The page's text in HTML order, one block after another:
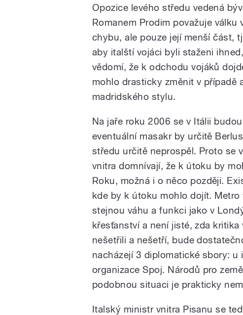
Opozice levého středu vedená
Romanem Prodim považuje
chybu, ale pouze její menší část,
aby italští vojáci byli staženi
vědomí, že k odchodu vojáků
mohlo drasticky změnit v případě
madridského stylu.
Na jaře roku 2006 se v Itálii
eventuální masakr by určitě
středu určitě neprospěl. Proto se
vnitra domnívají, že k útoku by
Roku, možná i o něco později.
kde by k útoku mohlo dojít. Metro
stejnou váhu a funkci jako v
křesťanství a není jisté, zda
nešetřili a nešetří, bude
nacházejí 3 diplomatické sbory: u
organizace Spoj. Národů pro
podobnou situaci je prakticky
Italský ministr vnitra Pisanu se